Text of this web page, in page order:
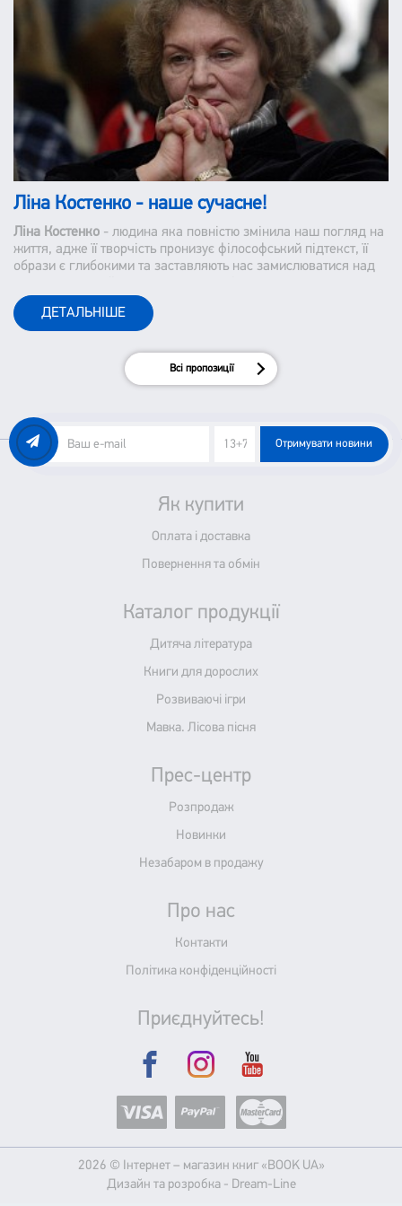
Ліна Костенко - наше сучасне!
Ліна Костенко - людина яка повністю змінила наш погляд на
життя, адже її творчість пронизує філософський підтекст, її
образи є глибокими та заставляють нас замислюватися над
ДЕТАЛЬНІШЕ
Всі пропозиції
Отримувати новини
Як купити
Оплата і доставка
Повернення та обмін
Каталог продукції
Дитяча література
Книги для дорослих
Розвиваючі ігри
Мавка. Лісова пісня
Прес-центр
Розпродаж
Новинки
Незабаром в продажу
Про нас
Контакти
Політика конфіденційності
Приєднуйтесь!
2026 © Інтернет – магазин книг «BOOK UA»
Дизайн та розробка - Dream-Line